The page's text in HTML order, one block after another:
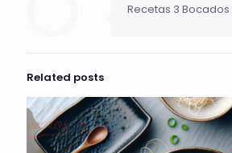
Recetas 3 Bocados
Related posts